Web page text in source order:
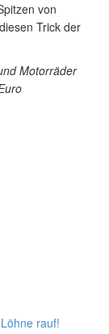
von
Trick der
Motorräder
rauf!